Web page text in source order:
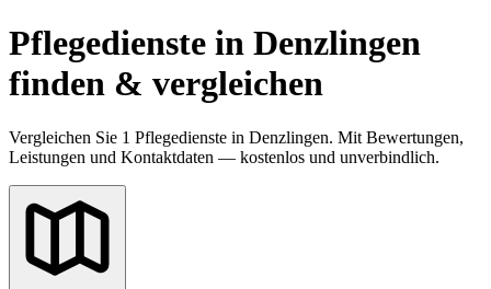
Pflegedienste in Denzlingen
finden & vergleichen
Vergleichen Sie 1 Pflegedienste in Denzlingen. Mit Bewertungen,
Leistungen und Kontaktdaten — kostenlos und unverbindlich.